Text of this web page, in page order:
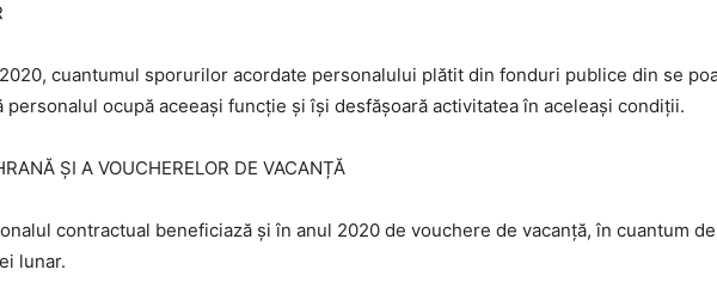
cuantumul sporurilor acordate personalului plătit din fonduri publice din se
personalul ocupă aceeaşi funcţie şi îşi desfăşoară activitatea în aceleaşi condiţii.
ȘI A VOUCHERELOR DE VACANȚĂ
contractual beneficiază și în anul 2020 de vouchere de vacanţă, în cuantum
lunar.